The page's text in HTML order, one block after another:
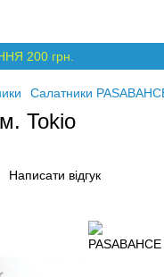
200 грн.
Салатники
Tokio
Написати відгук